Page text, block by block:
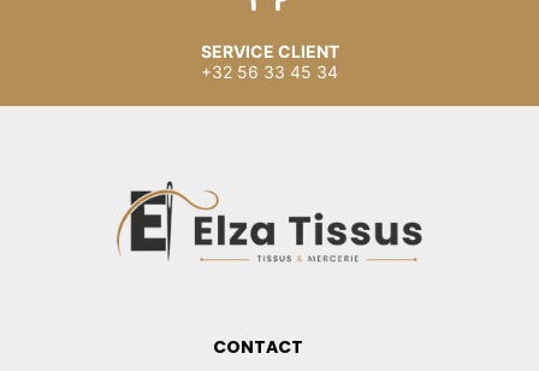
SERVICE CLIENT
+32 56 33 45 34
CONTACT